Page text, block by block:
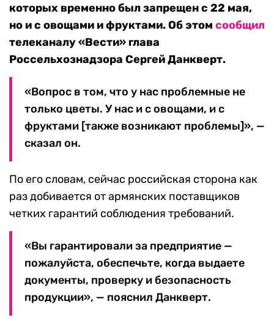
которых временно был запрещен с 22 мая,
но и с овощами и фруктами. Об этом сообщил
телеканалу «Вести» глава
Россельхознадзора Сергей Данкверт.
«Вопрос в том, что у нас проблемные не
только цветы. У нас и с овощами, и с
фруктами [также возникают проблемы]», —
сказал он.
По его словам, сейчас российская сторона как
раз добивается от армянских поставщиков
четких гарантий соблюдения требований.
«Вы гарантировали за предприятие —
пожалуйста, обеспечьте, когда выдаете
документы, проверку и безопасность
продукции», — пояснил Данкверт.